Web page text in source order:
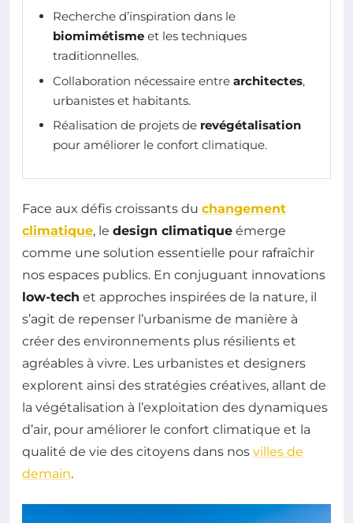
Recherche d’inspiration dans le
biomimétisme et les techniques
traditionnelles.
Collaboration nécessaire entre architectes,
urbanistes et habitants.
Réalisation de projets de revégétalisation
pour améliorer le confort climatique.
Face aux défis croissants du changement
climatique, le design climatique émerge
comme une solution essentielle pour rafraîchir
nos espaces publics. En conjuguant innovations
low-tech et approches inspirées de la nature, il
s’agit de repenser l’urbanisme de manière à
créer des environnements plus résilients et
agréables à vivre. Les urbanistes et designers
explorent ainsi des stratégies créatives, allant de
la végétalisation à l’exploitation des dynamiques
d’air, pour améliorer le confort climatique et la
qualité de vie des citoyens dans nos villes de
demain.